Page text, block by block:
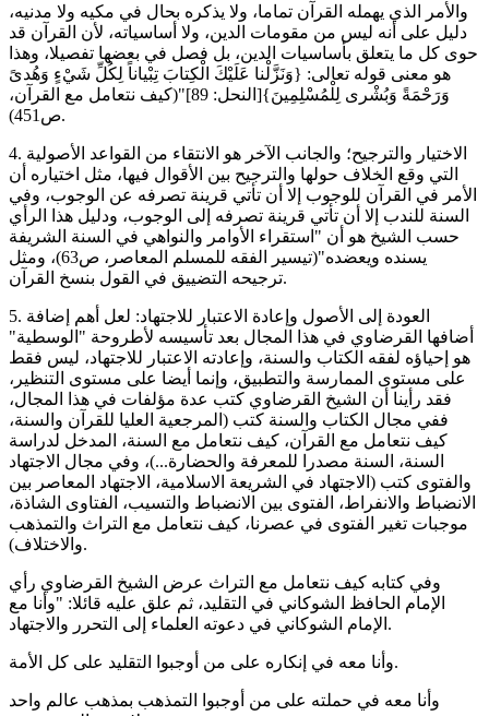
والأمر الذي يهمله القرآن تماما، ولا يذكره بحال في مكيه ولا مدنيه،
دليل على أنه ليس من مقومات الدين، ولا أساسياته، لأن القرآن قد
حوى كل ما يتعلق بأساسيات الدين، بل فصل في بعضها تفصيلا، وهذا
هو معنى قوله تعالى: {وَنَزَّلْنا عَلَيْكَ الْكِتابَ ‌تِبْياناً ‌لِكُلِّ شَيْءٍ وَهُدىً
وَرَحْمَةً وَبُشْرى لِلْمُسْلِمِينَ}[النحل: 89]"(كيف نتعامل مع القرآن،
ص451).
4. الاختيار والترجيح؛ والجانب الآخر هو الانتقاء من القواعد الأصولية
التي وقع الخلاف حولها والترجيح بين الأقوال فيها، مثل اختياره أن
الأمر في القرآن للوجوب إلا أن تأتي قرينة تصرفه عن الوجوب، وفي
السنة للندب إلا أن تأتي قرينة تصرفه إلى الوجوب، ودليل هذا الرأي
حسب الشيخ هو أن "استقراء الأوامر والنواهي في السنة الشريفة
يسنده ويعضده"(تيسير الفقه للمسلم المعاصر، ص63)، ومثل
ترجيحه التضييق في القول بنسخ القرآن.
5. العودة إلى الأصول وإعادة الاعتبار للاجتهاد: لعل أهم إضافة
أضافها القرضاوي في هذا المجال بعد تأسيسه لأطروحة "الوسطية"
هو إحياؤه لفقه الكتاب والسنة، وإعادته الاعتبار للاجتهاد، ليس فقط
على مستوى الممارسة والتطبيق، وإنما أيضا على مستوى التنظير،
فقد رأينا أن الشيخ القرضاوي كتب عدة مؤلفات في هذا المجال،
ففي مجال الكتاب والسنة كتب (المرجعية العليا للقرآن والسنة،
كيف نتعامل مع القرآن، كيف نتعامل مع السنة، المدخل لدراسة
السنة، السنة مصدرا للمعرفة والحضارة...)، وفي مجال الاجتهاد
والفتوى كتب (الاجتهاد في الشريعة الاسلامية، الاجتهاد المعاصر بين
الانضباط والانفراط، الفتوى بين الانضباط والتسيب، الفتاوى الشاذة،
موجبات تغير الفتوى في عصرنا، كيف نتعامل مع التراث والتمذهب
والاختلاف).
وفي كتابه كيف نتعامل مع التراث عرض الشيخ القرضاوي رأي
الإمام الحافظ الشوكاني في التقليد، ثم علق عليه قائلا: "وأنا مع
الإمام الشوكاني في دعوته العلماء إلى التحرر والاجتهاد.
وأنا معه في إنكاره على من أوجبوا التقليد على كل الأمة.
وأنا معه في حملته على من أوجبوا التمذهب بمذهب عالم واحد